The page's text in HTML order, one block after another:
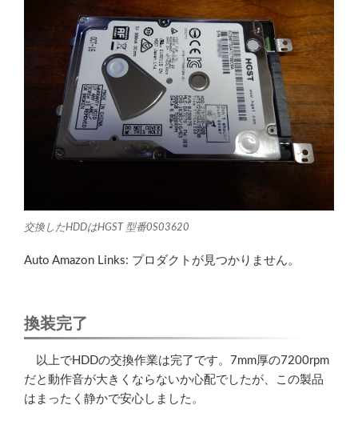
交換したHDDはHGST 型番0S03620
Auto Amazon Links: プロダクトが見つかりません。
換装完了
以上でHDDの交換作業は完了です。7mm厚の7200rpm
だと動作音が大きくならないか心配でしたが、この製品
はまったく静かで安心しました。